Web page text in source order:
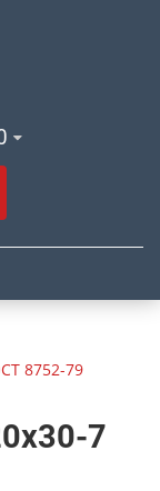
8752-79
7